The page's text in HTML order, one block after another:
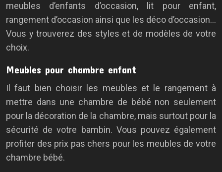
meubles d’enfants d’occasion, lit pour enfant,
rangement d’occasion ainsi que les déco d’occasion…
Vous y trouverez des styles et de modèles de votre
choix.
Meubles pour chambre enfant
Il faut bien choisir les meubles et le rangement à
mettre dans une chambre de bébé non seulement
pour la décoration de la chambre, mais surtout pour la
sécurité de votre bambin. Vous pouvez également
profiter des prix pas chers pour les meubles de votre
chambre bébé.